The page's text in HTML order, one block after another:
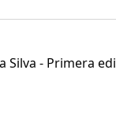
- Primera